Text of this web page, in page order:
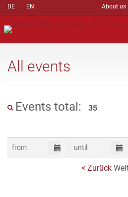
DE EN About us
All events
Events total: 35
< Zurück